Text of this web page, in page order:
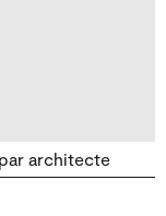
architecte